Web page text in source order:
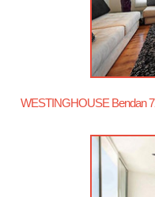
WESTINGHOUSE Bendan